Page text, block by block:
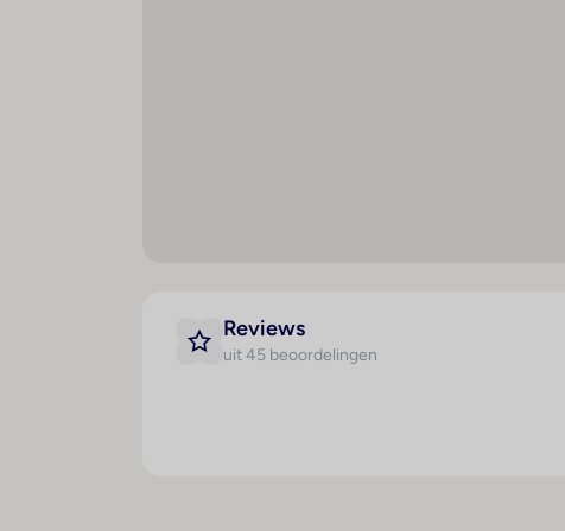
Roomservice
Wasservice
Reviews
uit 45 beoordelingen